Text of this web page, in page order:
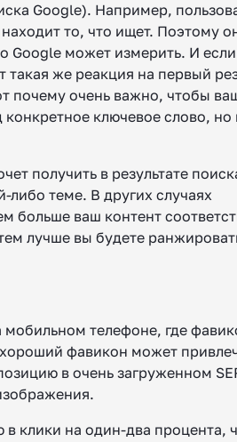
Google). Например,
то, что ищет. Поэтому
Google может измерить. И
такая же реакция на первый
почему очень важно, чтобы
ключевое слово, но
получить в результате
теме. В других случаях
больше ваш контент
лучше вы будете
мобильном телефоне, где
фавикон может
в очень загруженном
клики на один-два процента,